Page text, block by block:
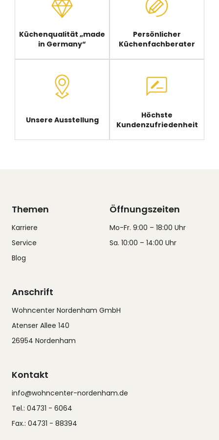
Küchenqualität „made
in Germany“
Persönlicher
Küchenfachberater
Unsere Ausstellung
Höchste
Kundenzufriedenheit
Themen
Karriere
Service
Blog
Öffnungszeiten
Mo-Fr. 9:00 – 18:00 Uhr
Sa. 10:00 – 14:00 Uhr
Anschrift
Wohncenter Nordenham GmbH
Atenser Allee 140
26954 Nordenham
Kontakt
info@wohncenter-nordenham.de
Tel.: 04731 - 6064
Fax.: 04731 - 88394